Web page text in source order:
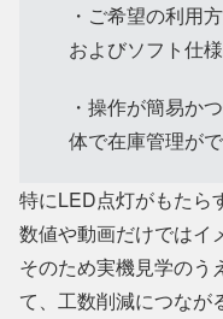
・ご希望の利用
およびソフト仕
・操作が簡易か
体で在庫管理がで
特にLED点灯がもたら
数値や動画だけではイ
そのため実機見学のう
て、工数削減につなが